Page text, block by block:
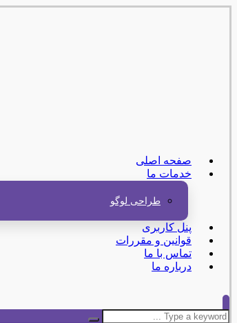
صفحه اصلی
خدمات ما
طراحی لوگو
پنل کاربری
قوانین و مقررات
تماس با ما
درباره ما